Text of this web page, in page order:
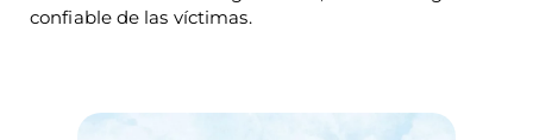
confiable de las víctimas.